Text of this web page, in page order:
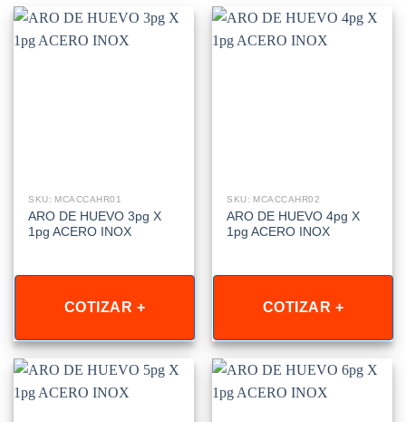
SKU: MCACCAHR01
ARO DE HUEVO 3pg X
1pg ACERO INOX
COTIZAR +
SKU: MCACCAHR02
ARO DE HUEVO 4pg X
1pg ACERO INOX
COTIZAR +